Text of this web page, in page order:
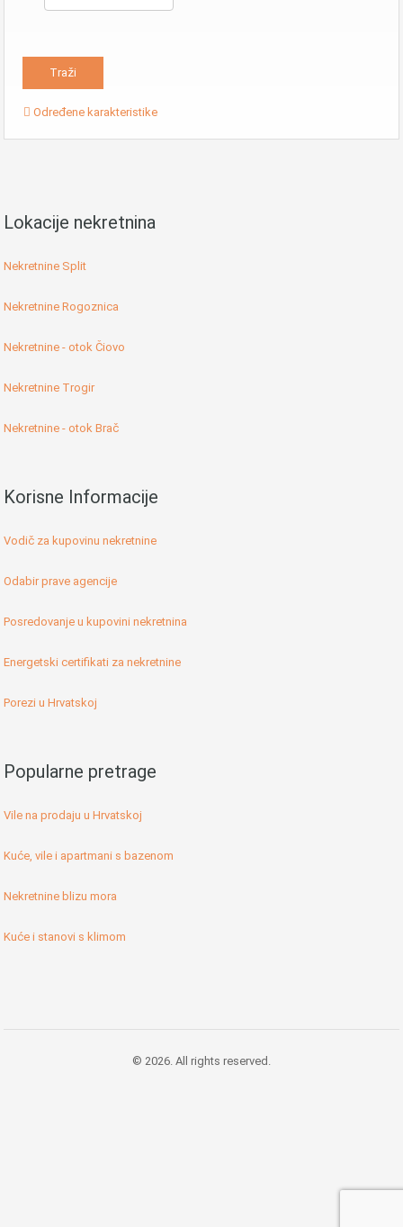
Određene karakteristike
Lokacije nekretnina
Nekretnine Split
Nekretnine Rogoznica
Nekretnine - otok Čiovo
Nekretnine Trogir
Nekretnine - otok Brač
Korisne Informacije
Vodič za kupovinu nekretnine
Odabir prave agencije
Posredovanje u kupovini nekretnina
Energetski certifikati za nekretnine
Porezi u Hrvatskoj
Popularne pretrage
Vile na prodaju u Hrvatskoj
Kuće, vile i apartmani s bazenom
Nekretnine blizu mora
Kuće i stanovi s klimom
© 2026. All rights reserved.